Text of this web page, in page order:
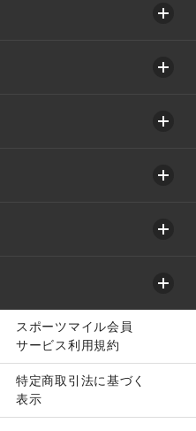
スポーツマイル会員
サービス利用規約
特定商取引法に基づく
表示